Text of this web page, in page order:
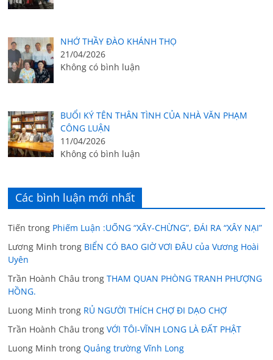
NHỚ THẦY ĐÀO KHÁNH THỌ
21/04/2026
Không có bình luận
BUỔI KÝ TÊN THÂN TÌNH CỦA NHÀ VĂN PHẠM
CÔNG LUẬN
11/04/2026
Không có bình luận
Các bình luận mới nhất
Tiến trong Phiếm Luận :UỐNG “XÂY-CHỪNG”, ĐÁI RA “XÂY NẠI”
Lương Minh trong BIỂN CÓ BAO GIỜ VƠI ĐÂU của Vương Hoài
Uyên
Trần Hoành Châu trongTHAM QUAN PHÒNG TRANH PHƯỢNG
HỒNG.
Luong Minh trong RỦ NGƯỜI THÍCH CHỢ ĐI DẠO CHỢ
Trần Hoành Châu trongVỚI TÔI-VĨNH LONG LÀ ĐẤT PHẬT
Luong Minh trongQuảng trường Vĩnh Long